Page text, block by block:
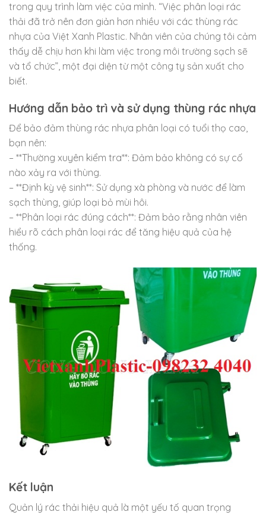
trong quy trình làm việc của mình. “Việc phân loại rác
thải đã trở nên đơn giản hơn nhiều với các thùng rác
nhựa của Việt Xanh Plastic. Nhân viên của chúng tôi cảm
thấy dễ chịu hơn khi làm việc trong môi trường sạch sẽ
và tổ chức”, một đại diện từ một công ty sản xuất cho
biết.
Hướng dẫn bảo trì và sử dụng thùng rác nhựa
Để bảo đảm thùng rác nhựa phân loại có tuổi thọ cao,
bạn nên:
– **Thường xuyên kiểm tra**: Đảm bảo không có sự cố
nào xảy ra với thùng.
– **Định kỳ vệ sinh**: Sử dụng xà phòng và nước để làm
sạch thùng, giúp loại bỏ mùi hôi.
– **Phân loại rác đúng cách**: Đảm bảo rằng nhân viên
hiểu rõ cách phân loại rác để tăng hiệu quả của hệ
thống.
Kết luận
Quản lý rác thải hiệu quả là một yếu tố quan trọng